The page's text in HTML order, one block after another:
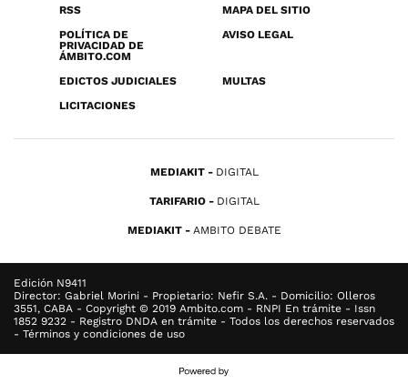
RSS
MAPA DEL SITIO
POLÍTICA DE
PRIVACIDAD DE
ÁMBITO.COM
AVISO LEGAL
EDICTOS JUDICIALES
MULTAS
LICITACIONES
MEDIAKIT DIGITAL
TARIFARIO DIGITAL
MEDIAKIT AMBITO DEBATE
Edición N9411
Director: Gabriel Morini - Propietario: Nefir S.A. - Domicilio: Olleros
3551, CABA - Copyright © 2019 Ambito.com - RNPI En trámite - Issn
1852 9232 - Registro DNDA en trámite - Todos los derechos reservados
- Términos y condiciones de uso